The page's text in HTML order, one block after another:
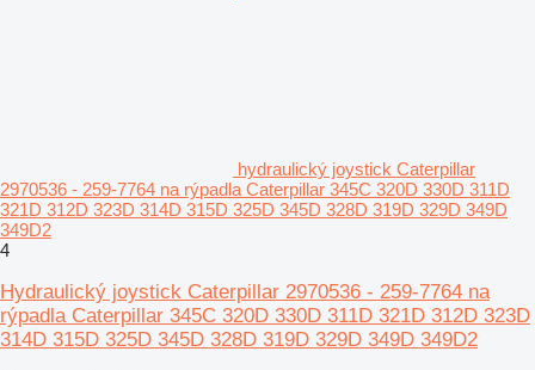
hydraulický joystick Caterpillar
2970536 - 259-7764 na rýpadla Caterpillar 345C 320D 330D 311D
321D 312D 323D 314D 315D 325D 345D 328D 319D 329D 349D
349D2
4
Hydraulický joystick Caterpillar 2970536 - 259-7764 na
rýpadla Caterpillar 345C 320D 330D 311D 321D 312D 323D
314D 315D 325D 345D 328D 319D 329D 349D 349D2